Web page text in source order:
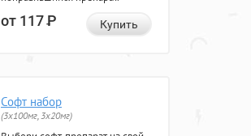
от 117Р Купить
Софт набор
(3x100мг, 3x20мг)